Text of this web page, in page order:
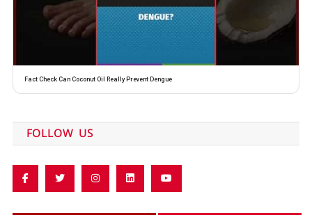
Fact Check Can Coconut Oil Really Prevent Dengue
FOLLOW US